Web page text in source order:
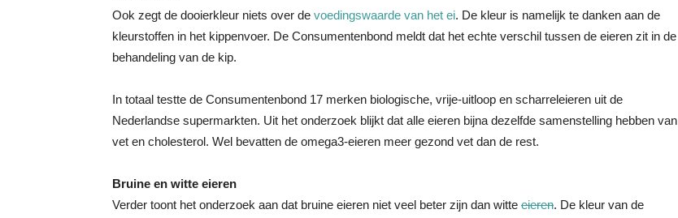
Ook zegt de dooierkleur niets over de voedingswaarde van het ei. De kleur is namelijk te danken aan de
kleurstoffen in het kippenvoer. De Consumentenbond meldt dat het echte verschil tussen de eieren zit in de
behandeling van de kip.
In totaal testte de Consumentenbond 17 merken biologische, vrije-uitloop en scharreleieren uit de
Nederlandse supermarkten. Uit het onderzoek blijkt dat alle eieren bijna dezelfde samenstelling hebben van
vet en cholesterol. Wel bevatten de omega3-eieren meer gezond vet dan de rest.
Bruine en witte eieren
Verder toont het onderzoek aan dat bruine eieren niet veel beter zijn dan witte eieren. De kleur van de